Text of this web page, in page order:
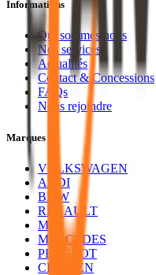
Informations
Qui sommes nous
Nos services
Actualités
Contact & Concessions
FAQs
Nous rejoindre
Marques
VOLKSWAGEN
AUDI
BMW
RENAULT
MG
MERCEDES
PEUGEOT
CITROEN